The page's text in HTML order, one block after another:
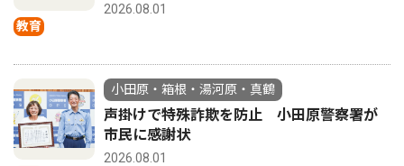
教育
2026.08.01
小田原・箱根・湯河原・真鶴
声掛けで特殊詐欺を防止 小田原警察署が
市民に感謝状
2026.08.01